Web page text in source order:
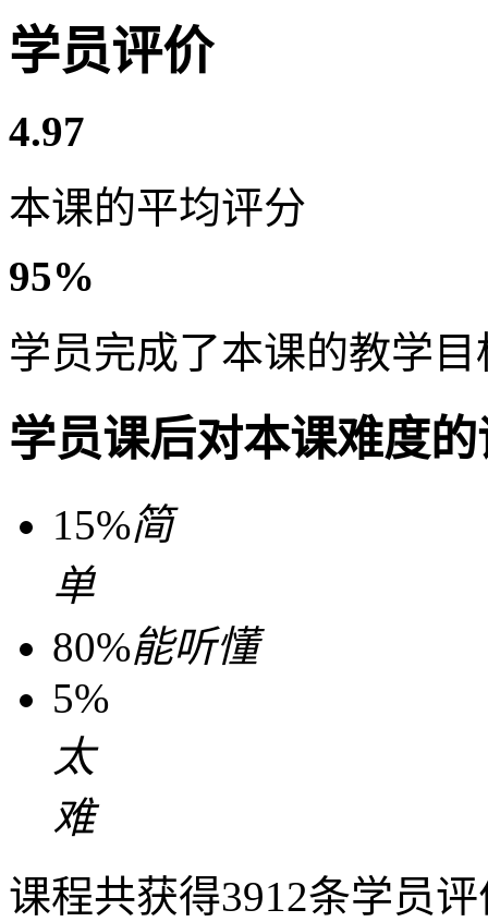
学员评价
4.97
本课的平均评分
95%
学员完成了本课的教学目
学员课后对本课难度
15%简
单
80%能听懂
5%
太
难
课程共获得3912条学员